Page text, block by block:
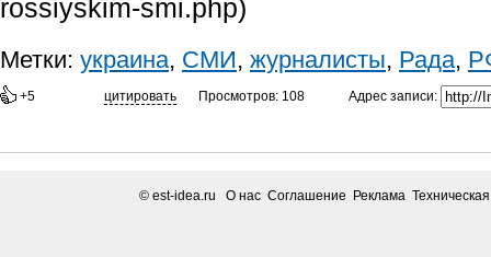
rossiyskim-smi.php)
Метки: украина, СМИ, журналисты, Рада,
+5 цитировать Просмотров: 108 Адрес записи:
© est-idea.ru О нас Соглашение Реклама